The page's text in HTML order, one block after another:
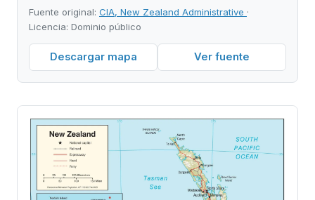
Fuente original: CIA, New Zealand Administrative ·
Licencia: Dominio público
Descargar mapa Ver fuente